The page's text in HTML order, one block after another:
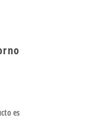
es